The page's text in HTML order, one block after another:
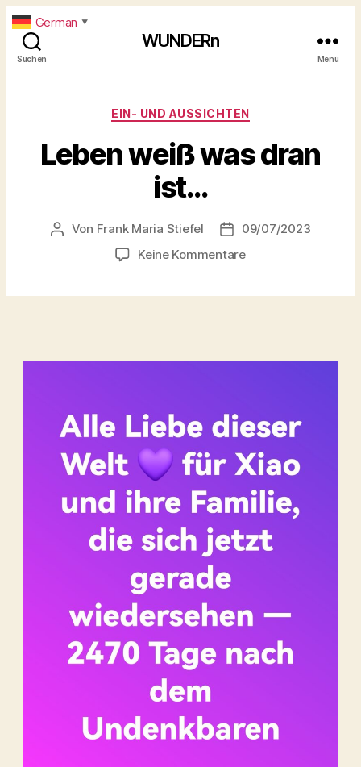
Suchen
WUNDERn
Menü
Kategorien
EIN- UND AUSSICHTEN
Leben weiß was dran
ist…
Beitragsautor
Von Frank Maria Stiefel Beitragsdatum
09/07/2023
Keine Kommentarezu
German ▼